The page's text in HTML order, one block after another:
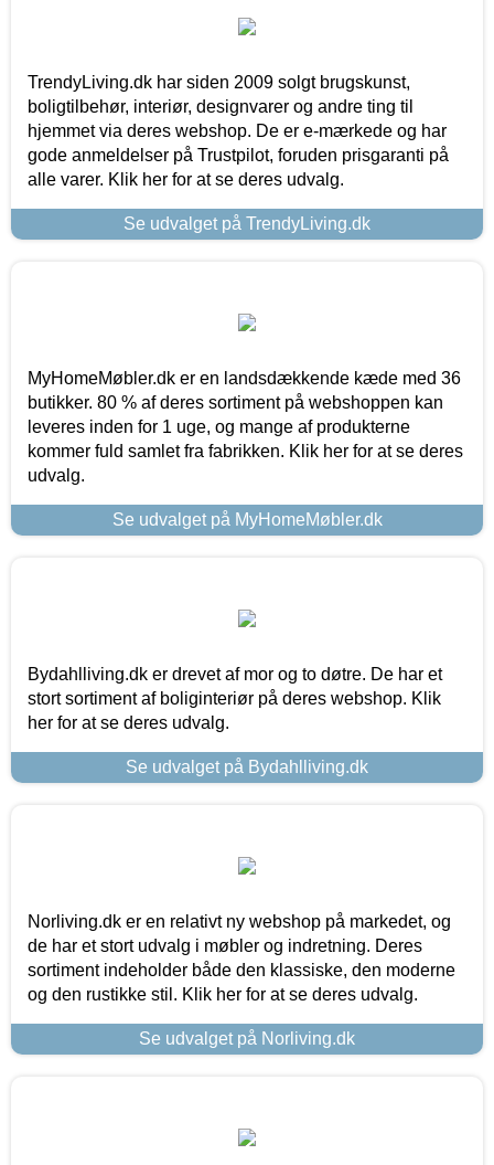
TrendyLiving.dk har siden 2009 solgt brugskunst,
boligtilbehør, interiør, designvarer og andre ting til
hjemmet via deres webshop. De er e-mærkede og har
gode anmeldelser på Trustpilot, foruden prisgaranti på
alle varer. Klik her for at se deres udvalg.
Se udvalget på TrendyLiving.dk
MyHomeMøbler.dk er en landsdækkende kæde med 36
butikker. 80 % af deres sortiment på webshoppen kan
leveres inden for 1 uge, og mange af produkterne
kommer fuld samlet fra fabrikken. Klik her for at se deres
udvalg.
Se udvalget på MyHomeMøbler.dk
Bydahlliving.dk er drevet af mor og to døtre. De har et
stort sortiment af boliginteriør på deres webshop. Klik
her for at se deres udvalg.
Se udvalget på Bydahlliving.dk
Norliving.dk er en relativt ny webshop på markedet, og
de har et stort udvalg i møbler og indretning. Deres
sortiment indeholder både den klassiske, den moderne
og den rustikke stil. Klik her for at se deres udvalg.
Se udvalget på Norliving.dk